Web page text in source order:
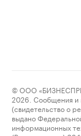
© ООО
2026. Сообщения и
(свидетельство о
выдано
информационных